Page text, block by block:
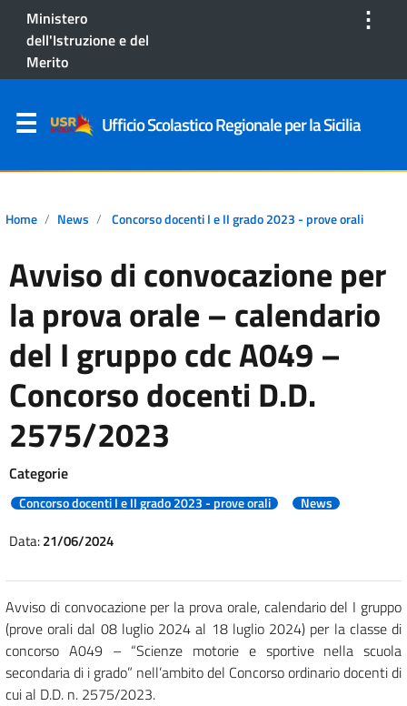
Ministero
dell'Istruzione e del
Merito
⋮
Ufficio Scolastico Regionale per la Sicilia
Home News Concorso docenti I e II grado 2023 - prove orali
Avviso di convocazione per
la prova orale – calendario
del I gruppo cdc A049 –
Concorso docenti D.D.
2575/2023
Categorie
Concorso docenti I e II grado 2023 - prove orali News
Data:21/06/2024
Avviso di convocazione per la prova orale, calendario del I gruppo
(prove orali dal 08 luglio 2024 al 18 luglio 2024) per la classe di
concorso A049 – “Scienze motorie e sportive nella scuola
secondaria di i grado” nell’ambito del Concorso ordinario docenti di
cui al D.D. n. 2575/2023.